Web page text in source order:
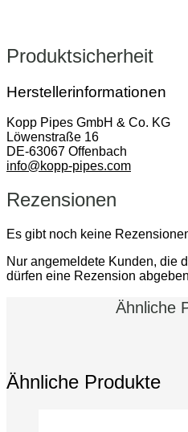
Produktsicherheit
Herstellerinformationen
Kopp Pipes GmbH & Co. KG
Löwenstraße 16
DE-63067 Offenbach
info@kopp-pipes.com
Rezensionen
Es gibt noch keine
Nur angemeldete Kunden, die
dürfen eine Rezension
Ähnliche
Ähnliche Produkte